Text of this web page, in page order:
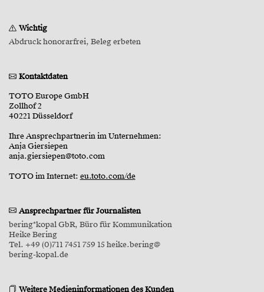
Wichtig
Abdruck honorarfrei, Beleg erbeten
Kontaktdaten
TOTO Europe GmbH
Zollhof 2
40221 Düsseldorf
Ihre Ansprechpartnerin im Unternehmen:
Anja Giersiepen
anja.giersiepen@toto.com
TOTO im Internet: eu.toto.com/de
Ansprechpartner für Journalisten
bering*kopal GbR, Büro für Kommunikation
Heike Bering
Tel. +49 (0)711 7451 759 15 heike.bering@
bering-kopal.de
Weitere Medieninformationen des Kunden